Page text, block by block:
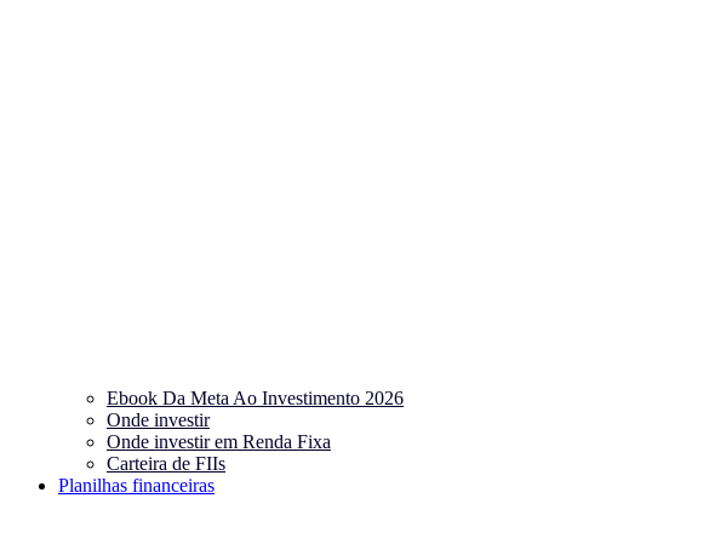
Ebook Da Meta Ao Investimento 2026
Onde investir
Onde investir em Renda Fixa
Carteira de FIIs
Planilhas financeiras